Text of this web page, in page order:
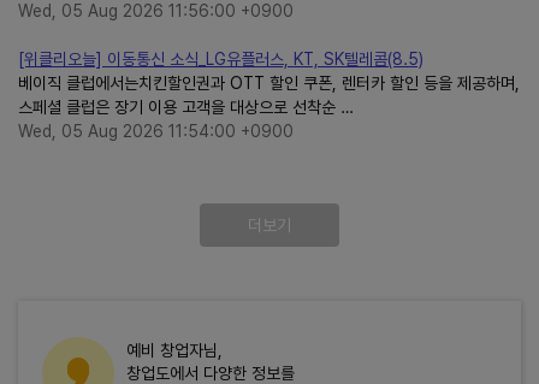
Wed, 05 Aug 2026 11:56:00 +0900
[위클리오늘] 이동통신 소식_LG유플러스, KT, SK텔레콤(8.5)
베이직 클럽에서는치킨할인권과 OTT 할인 쿠폰, 렌터카 할인 등을 제공하며,
스페셜 클럽은 장기 이용 고객을 대상으로 선착순 …
Wed, 05 Aug 2026 11:54:00 +0900
더보기
예비 창업자님,
창업도에서 다양한 정보를